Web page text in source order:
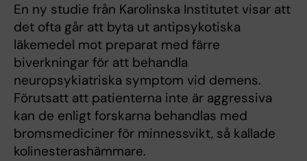
En ny studie från Karolinska Institutet visar att
det ofta går att byta ut antipsykotiska
läkemedel mot preparat med färre
biverkningar för att behandla
neuropsykiatriska symptom vid demens.
Förutsatt att patienterna inte är aggressiva
kan de enligt forskarna behandlas med
bromsmediciner för minnessvikt, så kallade
kolinesterashämmare.